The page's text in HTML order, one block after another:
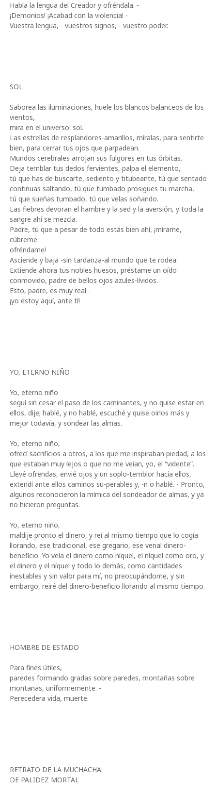
Habla la lengua del Creador y ofréndala. -
¡Demonios! ¡Acabad con la violencia! -
Vuestra lengua, - vuestros signos, - vuestro poder.
SOL
Saborea las iluminaciones, huele los blancos balanceos de los
vientos,
mira en el universo: sol.
Las estrellas de resplandores-amarillos, míralas, para sentirte
bien, para cerrar tus ojos que parpadean.
Mundos cerebrales arrojan sus fulgores en tus órbitas.
Deja temblar tus dedos fervientes, palpa el elemento,
tú que has de buscarte, sediento y titubeante, tú que sentado
continuas saltando, tú que tumbado prosigues tu marcha,
tú que sueñas tumbado, tú que velas soñando.
Las fiebres devoran el hambre y la sed y la aversión, y toda la
sangre ahí se mezcla.
Padre, tú que a pesar de todo estás bien ahí, ¡mírame,
cúbreme.
ofréndame!
Asciende y baja -sin tardanza-al mundo que te rodea.
Extiende ahora tus nobles huesos, préstame un oído
conmovido, padre de bellos ojos azules-lívidos.
Esto, padre, es muy real -
¡yo estoy aquí, ante tí!
YO, ETERNO NIÑO
Yo, eterno niño
seguí sin cesar el paso de los caminantes, y no quise estar en
ellos, dije; hablé, y no hablé, escuché y quise oirlos más y
mejor todavía, y sondear las almas.
Yo, eterno niño,
ofrecí sacrificios a otros, a los que me inspiraban piedad, a los
que estaban muy lejos o que no me veían, yo, el “vidente”.
Llevé ofrendas, envié ojos y un soplo-temblor hacia ellos,
extendí ante ellos caminos su-perables y, -n o hablé. - Pronto,
algunos reconocieron la mímica del sondeador de almas, y ya
no hicieron preguntas.
Yo, eterno niño,
maldije pronto el dinero, y reí al mismo tiempo que lo cogía
llorando, ese tradicional, ese gregario, ese venal dinero-
beneficio. Yo veía el dinero como níquel, el níquel como oro, y
el dinero y el níquel y todo lo demás, como cantidades
inestables y sin valor para mí, no preocupándome, y sin
embargo, reiré del dinero-beneficio llorando al mismo tiempo.
HOMBRE DE ESTADO
Para fines útiles,
paredes formando gradas sobre paredes, montañas sobre
montañas, uniformemente. -
Perecedera vida, muerte.
RETRATO DE LA MUCHACHA
DE PALIDEZ MORTAL